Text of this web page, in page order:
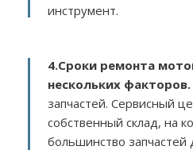
инструмент.
4.Сроки ремонта
нескольких факторов.
запчастей. Сервисный
собственный склад, на
большинство